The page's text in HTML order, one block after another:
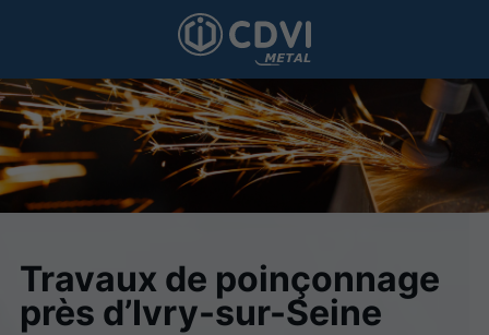
Travaux de poinçonnage
près d’Ivry-sur-Seine